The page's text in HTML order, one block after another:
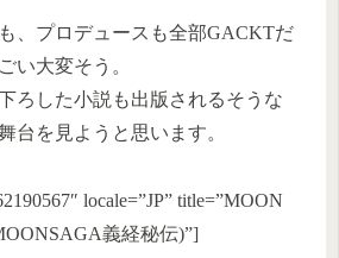
、プロデュースも全部GACKTだ
い大変そう。
ろした小説も出版されるそうな
台を見ようと思います。
locale=”JP” title=”MOON
義経秘伝)”]